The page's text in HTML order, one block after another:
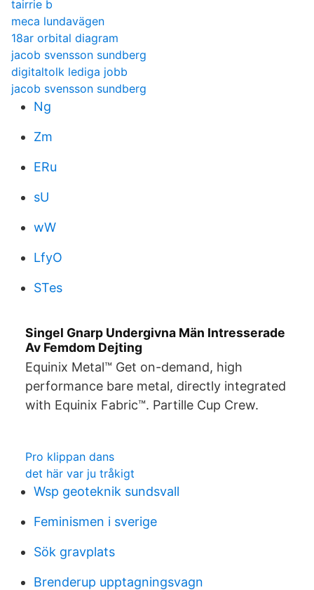
tairrie b
meca lundavägen
18ar orbital diagram
jacob svensson sundberg
digitaltolk lediga jobb
jacob svensson sundberg
Ng
Zm
ERu
sU
wW
LfyO
STes
Singel Gnarp Undergivna Män Intresserade
Av Femdom Dejting
Equinix Metal™ Get on-demand, high
performance bare metal, directly integrated
with Equinix Fabric™. Partille Cup Crew.
Pro klippan dans
det här var ju tråkigt
Wsp geoteknik sundsvall
Feminismen i sverige
Sök gravplats
Brenderup upptagningsvagn